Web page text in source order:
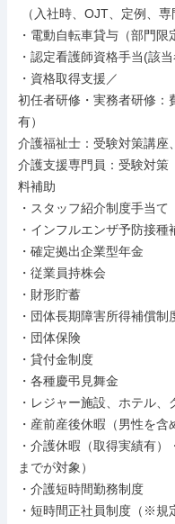
・電動自転車貸与（部門限
・認定看護師資格手当(該
・資格取得支援／
初任者研修・実務者研修：
有）
介護福祉士：受験対策講座
介護支援専門員：受験対策
料補助
・スタッフ紹介制度手当て
・インフルエンザ予防接種
・確定拠出企業型年金
・従業員持株会
・財形貯蓄
・団体長期障害所得補償制
・団体保険
・貸付金制度
・各種慶弔見舞金
・レジャー施設、ホテル
・産前産後休暇（男性を含
・介護休暇（取得実績有
までが対象）
・介護短時間勤務制度
・短時間正社員制度（※規